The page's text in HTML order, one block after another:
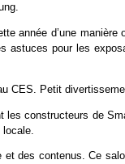
année d’une manière
astuces pour les
CES. Petit
les constructeurs de
et des contenus. Ce